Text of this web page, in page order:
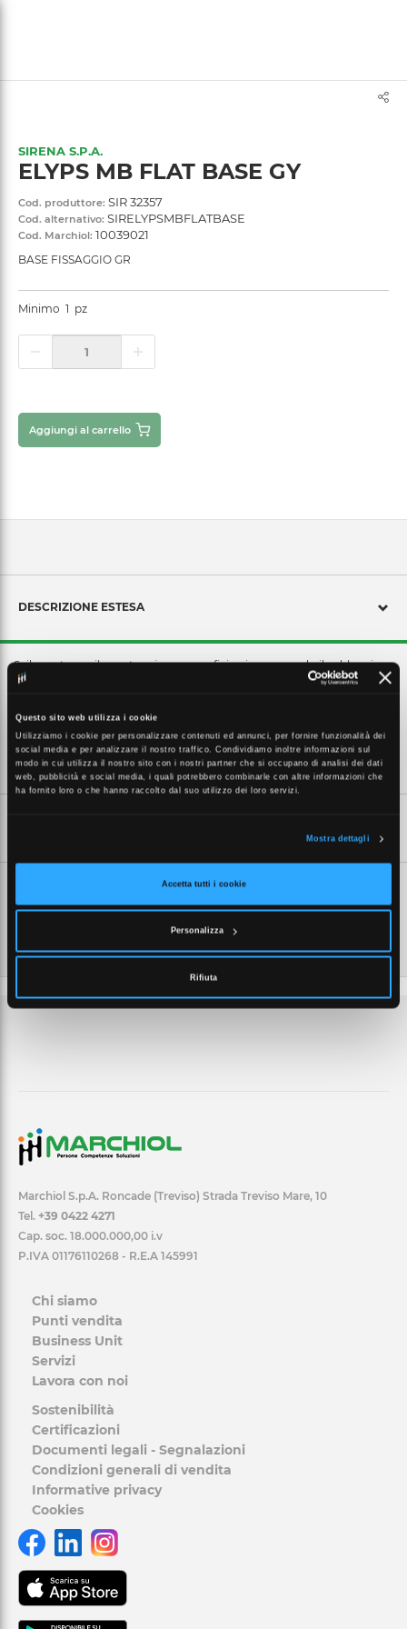
Questo sito web utilizza i cookie
Utilizziamo i cookie per personalizzare contenuti ed annunci, per fornire funzionalità dei
social media e per analizzare il nostro traffico. Condividiamo inoltre informazioni sul
modo in cui utilizza il nostro sito con i nostri partner che si occupano di analisi dei dati
web, pubblicità e social media, i quali potrebbero combinarle con altre informazioni che
ha fornito loro o che hanno raccolto dal suo utilizzo dei loro servizi.
Mostra dettagli
Accetta tutti i cookie
Personalizza
Rifiuta
SIRENA S.P.A.
ELYPS MB FLAT BASE GY
Cod. produttore: SIR 32357
Cod. alternativo: SIRELYPSMBFLATBASE
Cod. Marchiol: 10039021
BASE FISSAGGIO GR
Minimo 1 pz
Aggiungi al carrello
DESCRIZIONE ESTESA
Sviluppata per il montaggio su superficie piana, quando il cablaggio
avviene dalla parte inferiore del dispositivo o dove è richiesto un
CARATTERISTICHE TECNICHE
Marchiol S.p.A. Roncade (Treviso) Strada Treviso Mare, 10
Tel. +39 0422 4271
Cap. soc. 18.000.000,00 i.v
P.IVA 01176110268 - R.E.A 145991
Chi siamo
Punti vendita
Business Unit
Servizi
Lavora con noi
Sostenibilità
Certificazioni
Documenti legali - Segnalazioni
Condizioni generali di vendita
Informative privacy
Cookies